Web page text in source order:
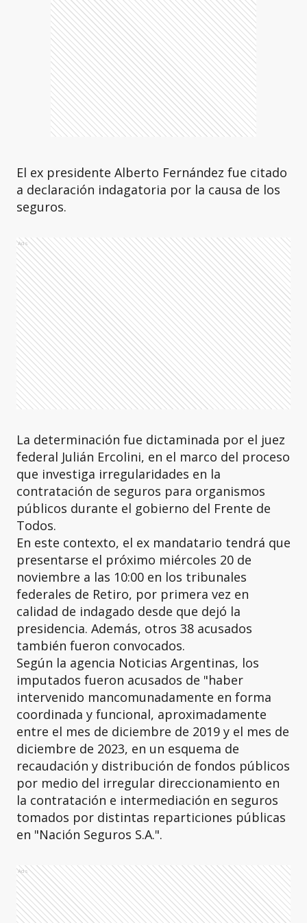
El ex presidente Alberto Fernández fue citado
a declaración indagatoria por la causa de los
seguros.
Ads
La determinación fue dictaminada por el juez
federal Julián Ercolini, en el marco del proceso
que investiga irregularidades en la
contratación de seguros para organismos
públicos durante el gobierno del Frente de
Todos.
En este contexto, el ex mandatario tendrá que
presentarse el próximo miércoles 20 de
noviembre a las 10:00 en los tribunales
federales de Retiro, por primera vez en
calidad de indagado desde que dejó la
presidencia. Además, otros 38 acusados
también fueron convocados.
Según la agencia Noticias Argentinas, los
imputados fueron acusados de "haber
intervenido mancomunadamente en forma
coordinada y funcional, aproximadamente
entre el mes de diciembre de 2019 y el mes de
diciembre de 2023, en un esquema de
recaudación y distribución de fondos públicos
por medio del irregular direccionamiento en
la contratación e intermediación en seguros
tomados por distintas reparticiones públicas
en "Nación Seguros S.A.".
Ads